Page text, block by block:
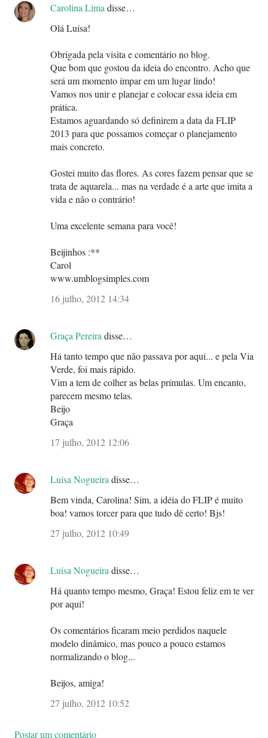
Carolina Lima disse…
Olá Luísa!
Obrigada pela visita e comentário no blog.
Que bom que gostou da ideia do encontro. Acho que
será um momento ímpar em um lugar lindo!
Vamos nos unir e planejar e colocar essa ideia em
prática.
Estamos aguardando só definirem a data da FLIP
2013 para que possamos começar o planejamento
mais concreto.
Gostei muito das flores. As cores fazem pensar que se
trata de aquarela... mas na verdade é a arte que imita a
vida e não o contrário!
Uma excelente semana para você!
Beijinhos :**
Carol
www.umblogsimples.com
16 julho, 2012 14:34
Graça Pereira disse…
Há tanto tempo que não passava por aqui... e pela Via
Verde, foi mais rápido.
Vim a tem de colher as belas prímulas. Um encanto,
parecem mesmo telas.
Beijo
Graça
17 julho, 2012 12:06
Luísa Nogueira disse…
Bem vinda, Carolina! Sim, a idéia do FLIP é muito
boa! vamos torcer para que tudo dê certo! Bjs!
27 julho, 2012 10:49
Luísa Nogueira disse…
Há quanto tempo mesmo, Graça! Estou feliz em te ver
por aqui!
Os comentários ficaram meio perdidos naquele
modelo dinâmico, mas pouco a pouco estamos
normalizando o blog...
Beijos, amiga!
27 julho, 2012 10:52
Postar um comentário